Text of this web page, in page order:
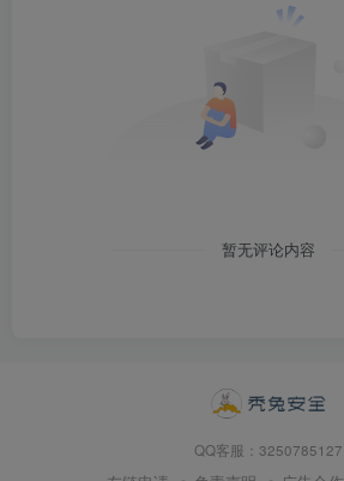
暂无评论内容
QQ客服：3250785127